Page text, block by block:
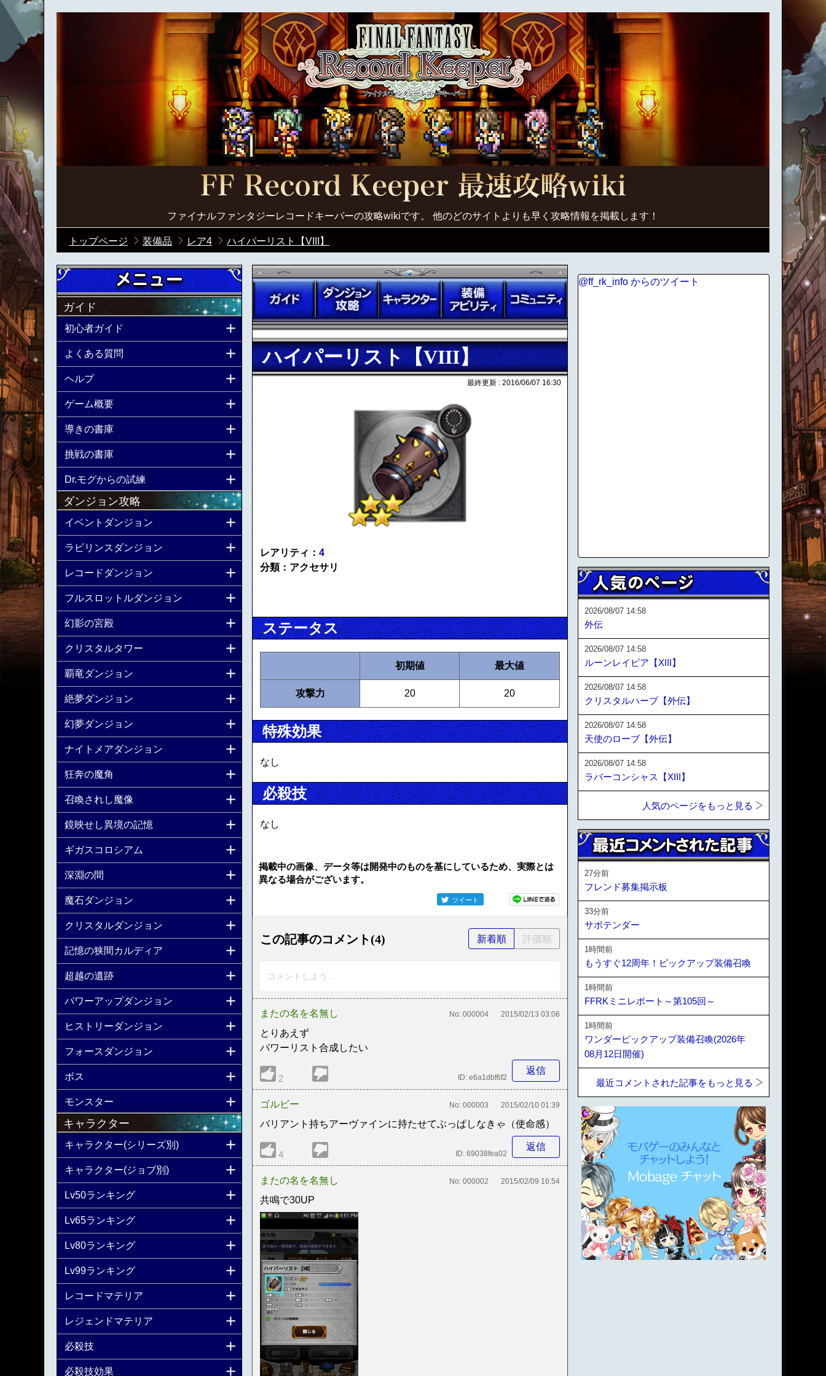
ファイナルファンタジーレコードキーパーの攻略wikiです。 他のどのサイトよりも早く攻略情報を掲載します！
トップページ 装備品 レア4 ハイパーリスト【VIII】
ハイパーリスト【VIII】
最終更新 : 2016/06/07 16:30
レアリティ： 4
分類：アクセサリ
ステータス
初期値 最大値
攻撃力 20 20
特殊効果
なし
必殺技
なし
掲載中の画像、データ等は開発中のものを基にしているため、実際とは
異なる場合がございます。
ツイート
この記事のコメント(4) 新着順 評価順
コメントしよう...
またの名を名無し No: 000004 2015/02/13 03:06
とりあえず
パワーリスト合成したい
2
返信
ID: e6a1dbf6f2
ゴルビー No: 000003 2015/02/10 01:39
バリアント持ちアーヴァインに持たせてぶっぱしなきゃ（使命感）
4
返信
ID: 69038fea02
またの名を名無し No: 000002 2015/02/09 16:54
共鳴で30UP
ガイド
初心者ガイド
よくある質問
ヘルプ
ゲーム概要
導きの書庫
挑戦の書庫
Dr.モグからの試練
ダンジョン攻略
イベントダンジョン
ラビリンスダンジョン
レコードダンジョン
フルスロットルダンジョン
幻影の宮殿
クリスタルタワー
覇竜ダンジョン
絶夢ダンジョン
幻夢ダンジョン
ナイトメアダンジョン
狂奔の魔角
召喚されし魔像
鏡映せし異境の記憶
ギガスコロシアム
深淵の間
魔石ダンジョン
クリスタルダンジョン
記憶の狭間カルディア
超越の遺跡
パワーアップダンジョン
ヒストリーダンジョン
フォースダンジョン
ボス
モンスター
キャラクター
キャラクター(シリーズ別)
キャラクター(ジョブ別)
Lv50ランキング
Lv65ランキング
Lv80ランキング
Lv99ランキング
レコードマテリア
レジェンドマテリア
必殺技
必殺技効果
@ff_rk_info からのツイート
2026/08/07 14:58
外伝
2026/08/07 14:58
ルーンレイピア【XIII】
2026/08/07 14:58
クリスタルハープ【外伝】
2026/08/07 14:58
天使のローブ【外伝】
2026/08/07 14:58
ラバーコンシャス【XIII】
人気のページをもっと見る
27分前
フレンド募集掲示板
33分前
サボテンダー
1時間前
もうすぐ12周年！ピックアップ装備召喚
1時間前
FFRKミニレポート～第105回～
1時間前
ワンダーピックアップ装備召喚(2026年
08月12日開催)
最近コメントされた記事をもっと見る